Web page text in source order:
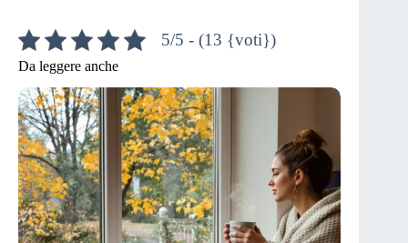
5/5 - (13 {voti})
Da leggere anche